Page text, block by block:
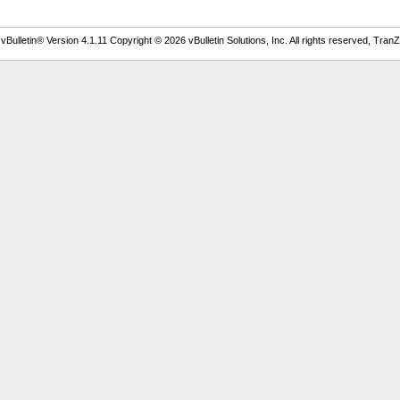
Version 4.1.11 Copyright © 2026 vBulletin Solutions, Inc. All rights reserved,